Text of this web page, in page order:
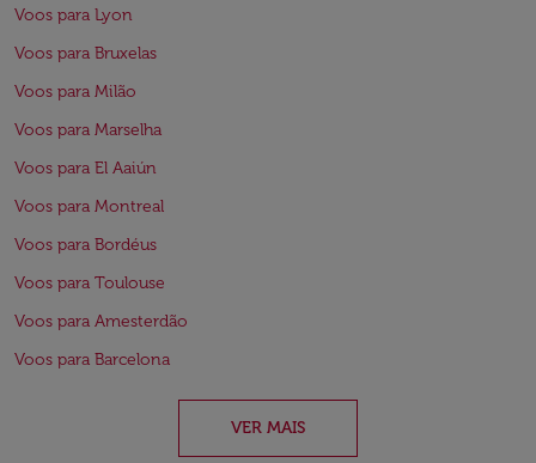
Voos para Lyon
Voos para Bruxelas
Voos para Milão
Voos para Marselha
Voos para El Aaiún
Voos para Montreal
Voos para Bordéus
Voos para Toulouse
Voos para Amesterdão
Voos para Barcelona
VER MAIS